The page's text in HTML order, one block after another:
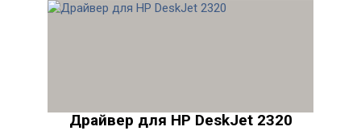
Драйвер для HP DeskJet 2320